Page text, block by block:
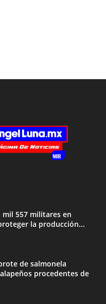
mil 557 militares en
la producción...
de salmonela
procedentes de